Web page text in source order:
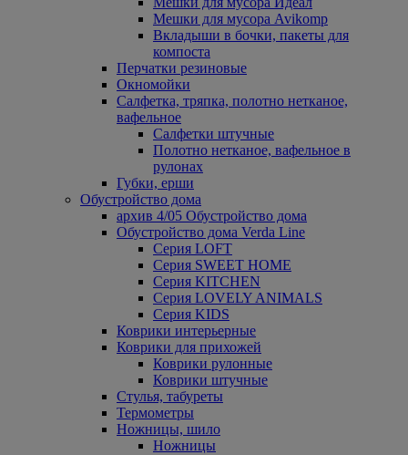
Мешки для мусора Avikomp
Вкладыши в бочки, пакеты для
компоста
Перчатки резиновые
Окномойки
Салфетка, тряпка, полотно нетканое,
вафельное
Салфетки штучные
Полотно нетканое, вафельное в
рулонах
Губки, ерши
Обустройство дома
архив 4/05 Обустройство дома
Обустройство дома Verda Line
Серия LOFT
Серия SWEET HOME
Серия KITCHEN
Серия LOVELY ANIMALS
Серия KIDS
Коврики интерьерные
Коврики для прихожей
Коврики рулонные
Коврики штучные
Стулья, табуреты
Термометры
Ножницы, шило
Ножницы